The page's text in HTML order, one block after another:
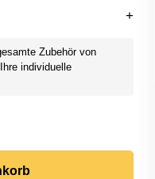
Zubehör von
individuelle